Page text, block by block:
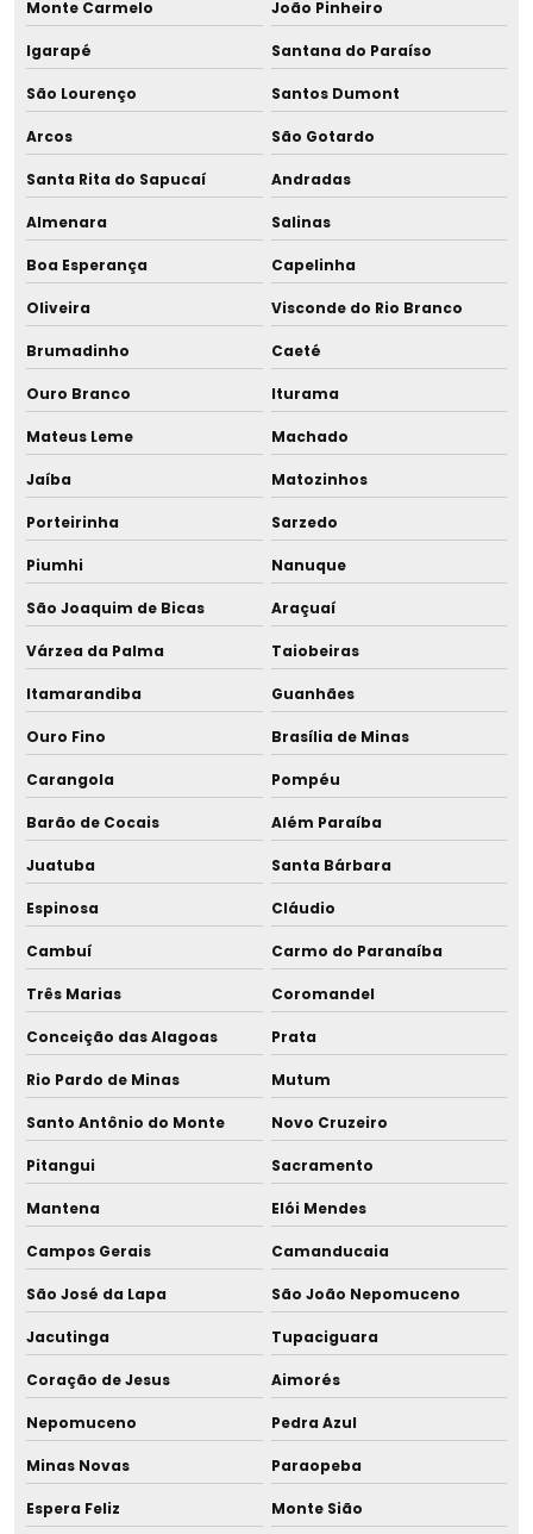
Fabricante de tira leite advanced
Fabricante de tira leite domiciliar
Fabricante de tira leite duplo
Fabricante de tira leite duplo para hospital
Fabricante de tira leite materno hospitalar
Fabricante de tira leite à vácuo
Fabricantes de pasteurizadores
Fornecedor de banho maria para descongelamento de
leite
Fornecedor de banho maria para descongelamento para
maternidade
Fornecedor de banho maria para formula
Fornecedor de banho maria para pasteurização
Fornecedor de banho maria rbl
Fornecedor de equipamentos para banco de leite
Fornecedor de equipamentos para bancos de leite
humano
Fornecedor de resfriador de leite humano
Fornecedor de resfriador rápido para leite humano
Fornecedor de tira leite duplo
Fornecedor de tira leite duplo para hospital
Fornecedor de vidro para leite materno
Frasco 60ml
Frasco 80ml
Monte Carmelo João Pinheiro
Igarapé Santana do Paraíso
São Lourenço Santos Dumont
Arcos São Gotardo
Santa Rita do Sapucaí Andradas
Almenara Salinas
Boa Esperança Capelinha
Oliveira Visconde do Rio Branco
Brumadinho Caeté
Ouro Branco Iturama
Mateus Leme Machado
Jaíba Matozinhos
Porteirinha Sarzedo
Piumhi Nanuque
São Joaquim de Bicas Araçuaí
Várzea da Palma Taiobeiras
Itamarandiba Guanhães
Ouro Fino Brasília de Minas
Carangola Pompéu
Barão de Cocais Além Paraíba
Juatuba Santa Bárbara
Espinosa Cláudio
Cambuí Carmo do Paranaíba
Três Marias Coromandel
Conceição das Alagoas Prata
Rio Pardo de Minas Mutum
Santo Antônio do Monte Novo Cruzeiro
Pitangui Sacramento
Mantena Elói Mendes
Campos Gerais Camanducaia
São José da Lapa São João Nepomuceno
Jacutinga Tupaciguara
Coração de Jesus Aimorés
Nepomuceno Pedra Azul
Minas Novas Paraopeba
Espera Feliz Monte Sião